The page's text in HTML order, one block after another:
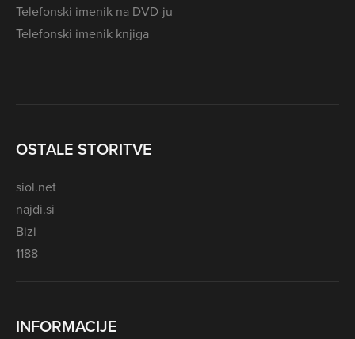
Telefonski imenik na DVD-ju
Telefonski imenik knjiga
OSTALE STORITVE
siol.net
najdi.si
Bizi
1188
INFORMACIJE